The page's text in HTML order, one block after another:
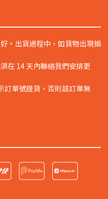
。出貨過程中，如貨物出現損
在 14 天內聯絡我們安排更
訂單號提貨，否則該訂單無